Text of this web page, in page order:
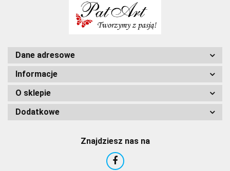
Dane adresowe
Informacje
O sklepie
Dodatkowe
Znajdziesz nas na